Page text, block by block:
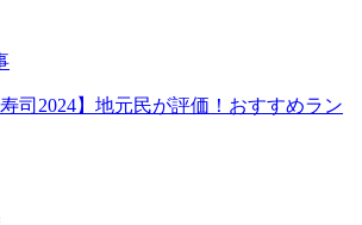
寿司2024】地元民が評価！おすすめラン